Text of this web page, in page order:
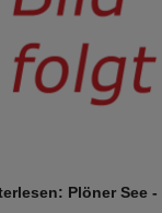
Plöner See